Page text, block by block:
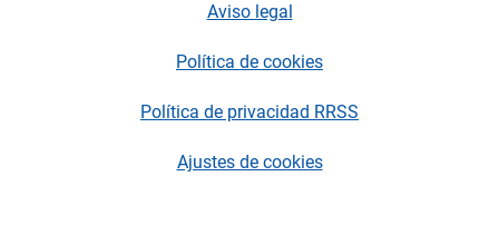
Aviso legal
Política de cookies
Política de privacidad RRSS
Ajustes de cookies